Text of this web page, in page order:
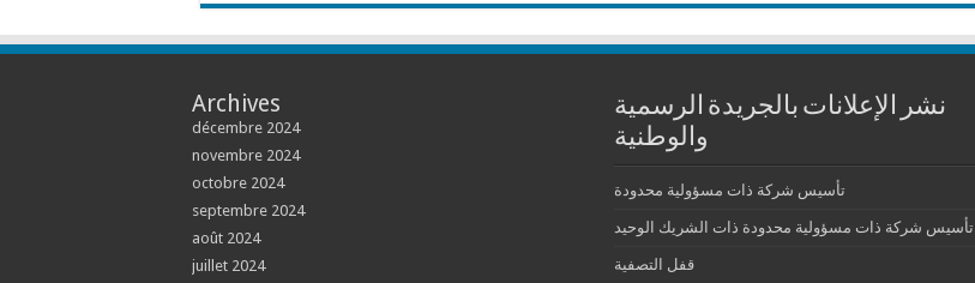
Archives
décembre 2024
novembre 2024
octobre 2024
septembre 2024
août 2024
juillet 2024
نشر الإعلانات بالجريدة الرسمية
والوطنية
تأسيس شركة ذات مسؤولية محدودة
تأسيس شركة ذات مسؤولية محدودة ذات الشريك الوحيد
قفل التصفية